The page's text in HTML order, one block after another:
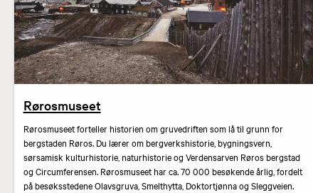
Rørosmuseet
Rørosmuseet forteller historien om gruvedriften som lå til grunn for
bergstaden Røros. Du lærer om bergverkshistorie, bygningsvern,
sørsamisk kulturhistorie, naturhistorie og Verdensarven Røros bergstad
og Circumferensen. Rørosmuseet har ca. 70 000 besøkende årlig, fordelt
på besøksstedene Olavsgruva, Smelthytta, Doktortjønna og Sleggveien.